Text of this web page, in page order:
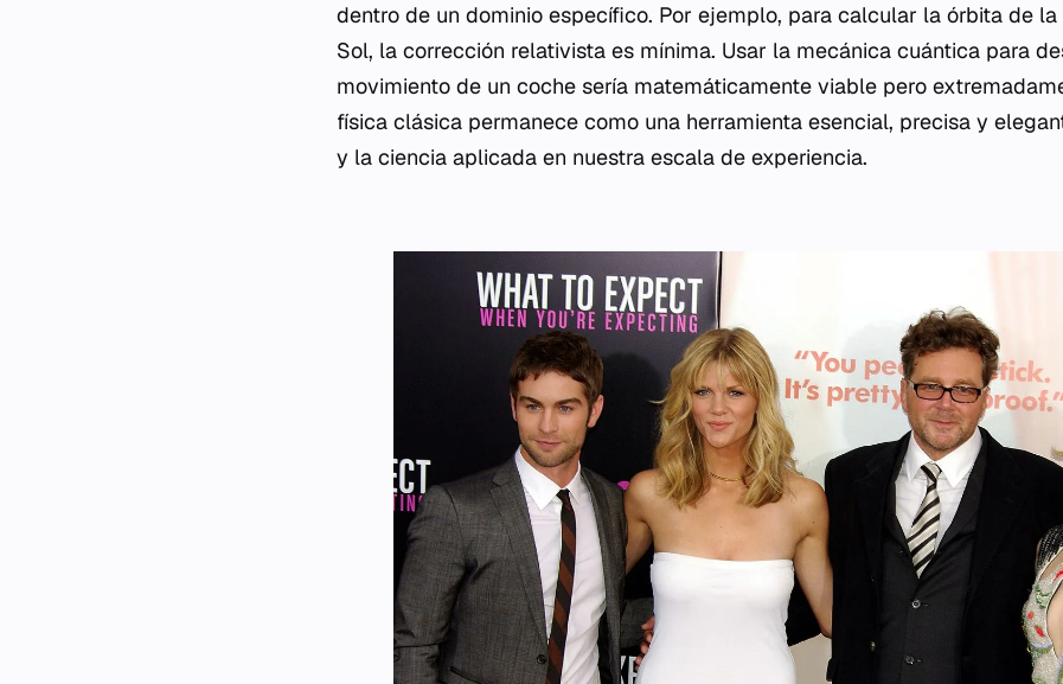
dentro de un dominio específico. Por ejemplo, para calcular la órbita de
Sol, la corrección relativista es mínima. Usar la mecánica cuántica para
movimiento de un coche sería matemáticamente viable pero
física clásica permanece como una herramienta esencial, precisa y
y la ciencia aplicada en nuestra escala de experiencia.